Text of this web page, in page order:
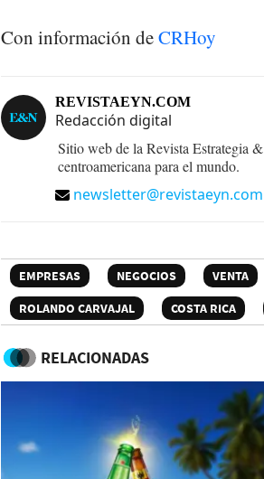
Con información deCRHoy
REVISTAEYN.COM
Redacción digital
Sitio web de la Revista Estrategia
centroamericana para el mundo.
newsletter@revistaeyn.com
EMPRESAS NEGOCIOS VENTA
ROLANDO CARVAJAL
COSTA RICA
RELACIONADAS